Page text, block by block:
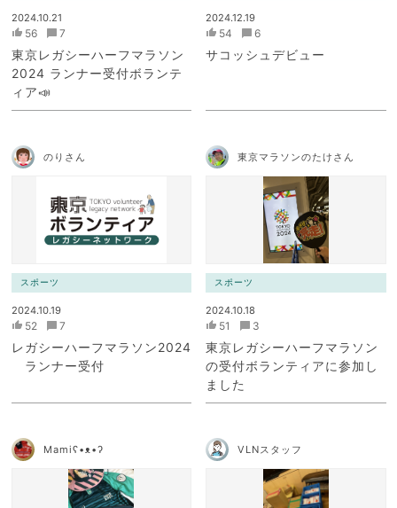
2024.10.21
56 7
東京レガシーハーフマラソン
2024 ランナー受付ボランテ
ィア📣
2024.12.19
54 6
サコッシュデビュー
のりさん
スポーツ
2024.10.19
52 7
レガシーハーフマラソン2024
ランナー受付
東京マラソンのたけさん
スポーツ
2024.10.18
51 3
東京レガシーハーフマラソン
の受付ボランティアに参加し
ました
Mamiʕ•ᴥ•ʔ VLNスタッフ